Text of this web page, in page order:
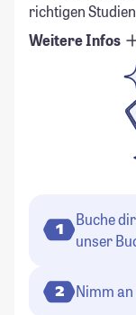
richtigen
Weitere Infos
1
Buche
unser
2 Nimm